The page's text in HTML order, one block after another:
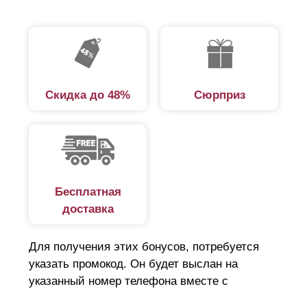
Скидка до 48% Сюрприз
Бесплатная
доставка
Для получения этих бонусов, потребуется
указать промокод. Он будет выслан на
указанный номер телефона вместе с